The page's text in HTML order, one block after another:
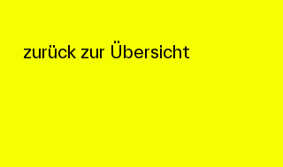
zurück zur Übersicht